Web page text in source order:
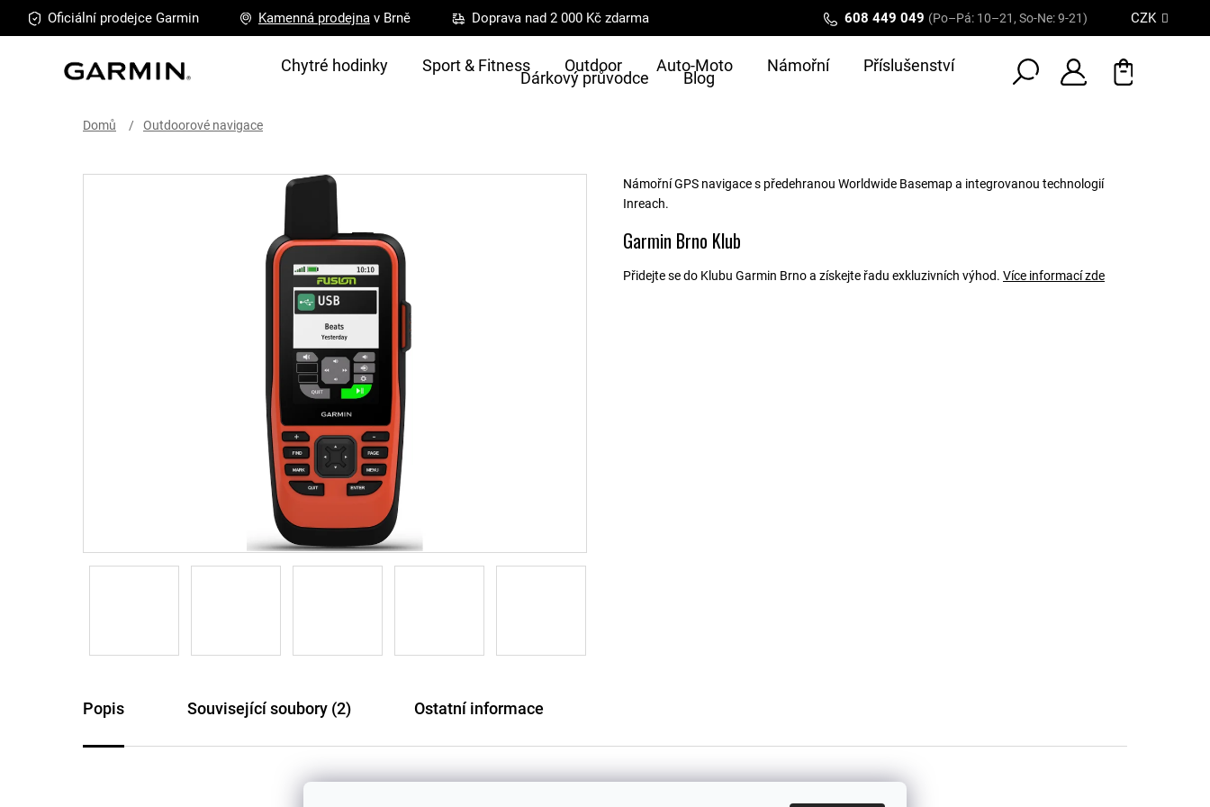
Oficiální prodejce Garmin Kamenná prodejnav Brně Doprava nad 2 000 Kč zdarma 608 449 049 (Po–Pá: 10–21, So-Ne: 9-21) CZK
Chytré hodinky Sport & Fitness Outdoor Auto-Moto Námořní Příslušenství
Dárkový průvodce Blog
Domů Outdoorové navigace
Námořní GPS navigace s předehranou Worldwide Basemap a integrovanou technologií
Inreach.
Garmin Brno Klub
Přidejte se do Klubu Garmin Brno a získejte řadu exkluzivních výhod. Více informací zde
Popis Související soubory (2) Ostatní informace